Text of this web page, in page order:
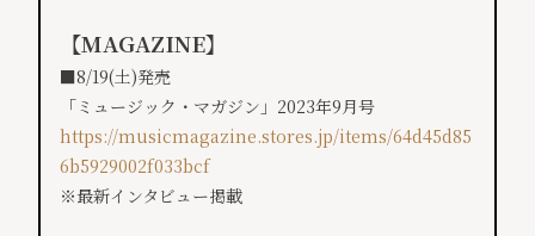
【MAGAZINE】
■8/19(土)発売‬
「ミュージック・マガジン」‬2023年9月号
https://musicmagazine.stores.jp/items/64d45d85
6b5929002f033bcf
※最新インタビュー掲載